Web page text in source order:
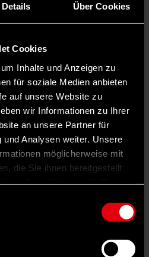
Details Über Cookies
Cookies
Inhalte und Anzeigen zu
für soziale Medien anbieten
auf unsere Website zu
wir Informationen zu Ihrer
an unsere Partner für
Analysen weiter. Unsere
möglicherweise mit
die Sie ihnen bereitgestellt